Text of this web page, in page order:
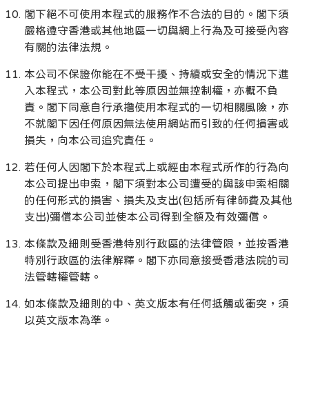
閣下絕不可使用本程式的服務作不合法的目的。閣下須
嚴格遵守香港或其他地區一切與網上行為及可接受內容
有關的法律法規。
本公司不保證你能在不受干擾、持續或安全的情況下進
入本程式，本公司對此等原因並無控制權，亦概不負
責。閣下同意自行承擔使用本程式的一切相關風險，亦
不就閣下因任何原因無法使用網站而引致的任何損害或
損失，向本公司追究責任。
若任何人因閣下於本程式上或經由本程式所作的行為向
本公司提出申索，閣下須對本公司遭受的與該申索相關
的任何形式的損害、損失及支出(包括所有律師費及其他
支出)彌償本公司並使本公司得到全額及有效彌償。
本條款及細則受香港特別行政區的法律管限，並按香港
特別行政區的法律解釋。閣下亦同意接受香港法院的司
法管轄權管轄。
如本條款及細則的中、英文版本有任何抵觸或衝突，須
以英文版本為準。